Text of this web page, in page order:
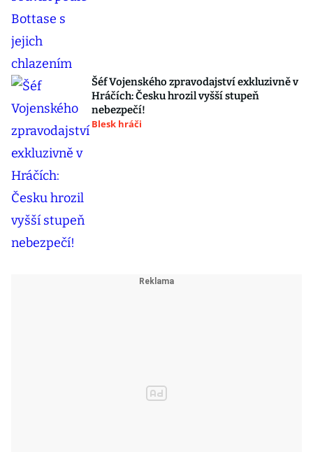
Šéf Vojenského zpravodajství exkluzivně v
Hráčích: Česku hrozil vyšší stupeň
nebezpečí!
Blesk hráči